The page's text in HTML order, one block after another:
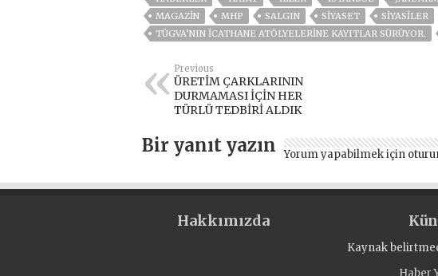
MAGAZİN
MHP SALGIN SİYASET SİYASİLER
TÜGVA’NIN İCATHANE ATÖLYELERINE KAYITLAR SÜRÜYOR.
Previous
ÜRETİM ÇARKLARININ
DURMAMASI İÇİN HER
TÜRLÜ TEDBİRİ ALDIK
Bir yanıt yazın Yorum yapabilmek için
Hakkımızda
Kaynak